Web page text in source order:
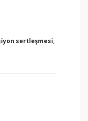
sertleşmesi,